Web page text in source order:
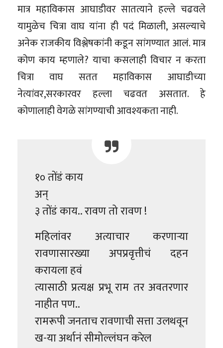
मात्र महाविकास आघाडीवर सातत्याने हल्ले चढवले
यामुळेच चित्रा वाघ यांना ही पदं मिळाली, असल्याचे
अनेक राजकीय विश्लेषकांनी कडून सांगण्यात आलं. मात्र
कोण काय म्हणाले? याचा कसलाही विचार न करता
चित्रा वाघ सतत महाविकास आघाडीच्या
नेत्यांवर,सरकारवर हल्ला चढवत असतात‌. हे
कोणालाही वेगळे सांगण्याची आवश्यकता नाही.
१० तोंडं काय
अन्
३ तोंडं काय.. रावण तो रावण !
महिलांवर अत्याचार करणाऱ्या
रावणासारख्या अपप्रवृत्तीचं दहन
करायला हवं
त्यासाठी प्रत्यक्ष प्रभू राम तर अवतरणार
नाहीत पण..
रामरूपी जनताच रावणाची सत्ता उलथवून
ख-या अर्थानं सीमोल्लंघन करेल